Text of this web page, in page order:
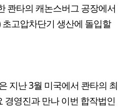
콴타의 캐논스버그 공장에서
고압차단기 생산에 돌입할
지난 3월 미국에서 콴타의 최
경영진과 만나 이번 합작법인